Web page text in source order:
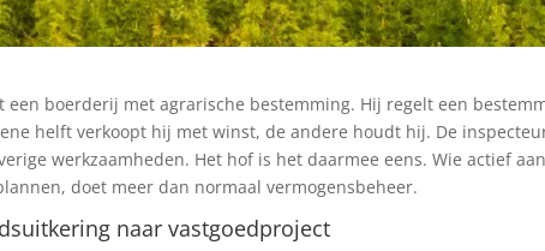
een boerderij met agrarische bestemming. Hij regelt een
helft verkoopt hij met winst, de andere houdt hij. De
werkzaamheden. Het hof is het daarmee eens. Wie actief
doet meer dan normaal vermogensbeheer.
naar vastgoedproject